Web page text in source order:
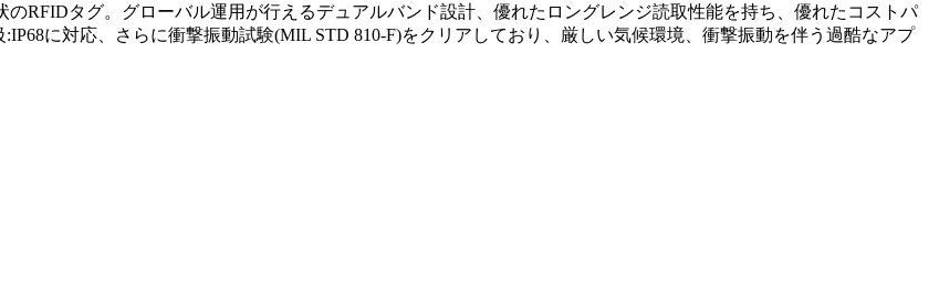
のRFIDタグ。グローバル運用が行えるデュアルバンド設計、優れたロングレンジ読取性能を持ち、優れたコストパ
に対応、さらに衝撃振動試験(MIL STD 810-F)をクリアしており、厳しい気候環境、衝撃振動を伴う過酷なアプ